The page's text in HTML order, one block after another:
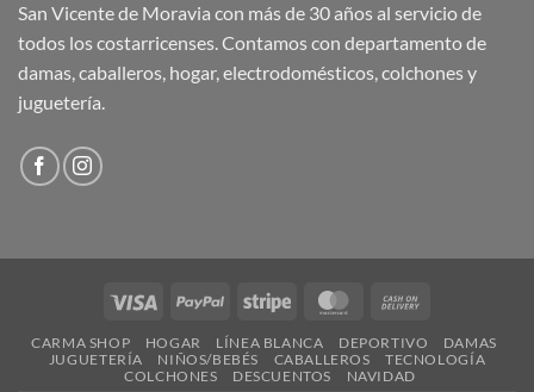
San Vicente de Moravia con más de 30 años al servicio de
todos los costarricenses. Contamos con departamento de
damas, caballeros, hogar, electrodomésticos, colchones y
juguetería.
Visa PayPal Stripe MasterCard
Delivery
CARMA SHOP HOGAR LÍNEA BLANCA DEPORTIVO
DAMAS
JUGUETERÍA
NIÑOS/BEBÉS CABALLEROS
TECNOLOGÍA
COLCHONES
DESCUENTOS NAVIDAD